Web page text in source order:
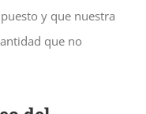
y que nuestra
que no